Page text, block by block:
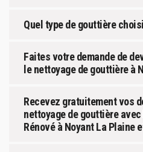
Quel type de gouttière
Faites votre demande de
le nettoyage de gouttière à
Recevez gratuitement vos
nettoyage de gouttière avec
Rénové à Noyant La Plaine